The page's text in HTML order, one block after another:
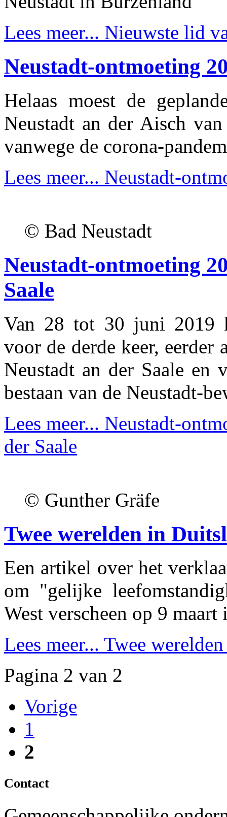
Lees meer... Nieuwste lid
Neustadt-ontmoeting
Helaas moest de
Neustadt an der Aisch
vanwege de corona-
Lees meer... Neustadt-
© Bad Neustadt
Neustadt-ontmoeting
Saale
Van 28 tot 30 juni 2019
voor de derde keer,
Neustadt an der Saale en
bestaan van de Neustadt-
Lees meer... Neustadt-
der Saale
© Gunther Gräfe
Twee werelden in
Een artikel over het
om "gelijke
West verscheen op 9
Lees meer... Twee
Pagina 2 van 2
Vorige
1
2
Contact